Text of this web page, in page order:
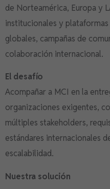
de Norteamérica, Europa y
institucionales y
globales, campañas de
colaboración internacional.
El desafío
Acompañar a MCI en la
organizaciones exigentes,
múltiples stakeholders,
estándares internacionales
escalabilidad.
Nuestra solución